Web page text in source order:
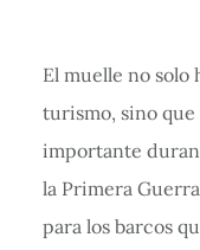
El muelle no solo
turismo, sino
importante
la Primera
para los barcos